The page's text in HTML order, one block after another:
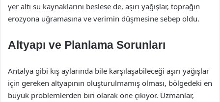
yer altı su kaynaklarını beslese de, aşırı yağışlar, toprağın
erozyona uğramasına ve verimin düşmesine sebep oldu.
Altyapı ve Planlama Sorunları
Antalya gibi kış aylarında bile karşılaşabileceği aşırı yağışlar
için gereken altyapının oluşturulmamış olması, bölgedeki en
büyük problemlerden biri olarak öne çıkıyor. Uzmanlar,